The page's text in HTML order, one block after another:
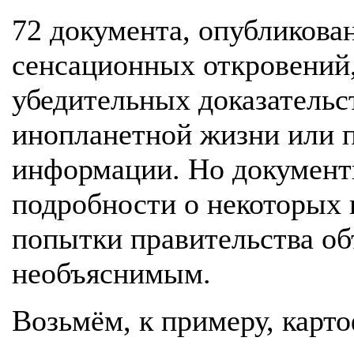
72 документа,
сенсационных
убедительных
инопланетной жизни или
информации. Но
подробности о
попытки правительства
необъяснимым.
Возьмём, к примеру,